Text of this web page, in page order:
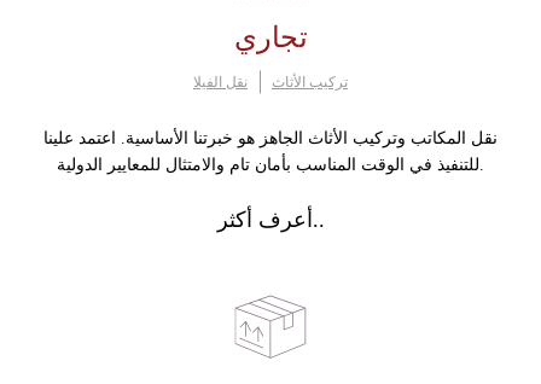
تجاري
نقل الفيلا تركيب الأثاث
نقل المكاتب وتركيب الأثاث الجاهز هو خبرتنا الأساسية. اعتمد علينا
أعرف أكثر..